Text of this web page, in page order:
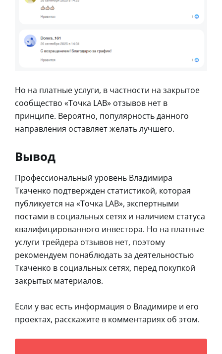
Но на платные услуги, в частности на закрытое
сообщество «Точка LAB» отзывов нет в
принципе. Вероятно, популярность данного
направления оставляет желать лучшего.
Вывод
Профессиональный уровень Владимира
Ткаченко подтвержден статистикой, которая
публикуется на «Точка LAB», экспертными
постами в социальных сетях и наличием статуса
квалифицированного инвестора. Но на платные
услуги трейдера отзывов нет, поэтому
рекомендуем понаблюдать за деятельностью
Ткаченко в социальных сетях, перед покупкой
закрытых материалов.
Если у вас есть информация о Владимире и его
проектах, расскажите в комментариях об этом.